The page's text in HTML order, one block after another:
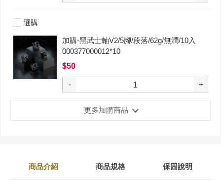
選購
加購-黑武士軸V2/5腳/段落/62g/無潤/10入
000377000012*10
$50
- +
更多加購商品
商品介紹 商品規格 保固說明